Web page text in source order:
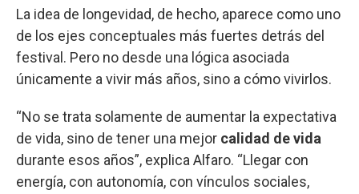
La idea de longevidad, de hecho, aparece como uno
de los ejes conceptuales más fuertes detrás del
festival. Pero no desde una lógica asociada
únicamente a vivir más años, sino a cómo vivirlos.
“No se trata solamente de aumentar la expectativa
de vida, sino de tener una mejor calidad de vida
durante esos años”, explica Alfaro. “Llegar con
energía, con autonomía, con vínculos sociales,